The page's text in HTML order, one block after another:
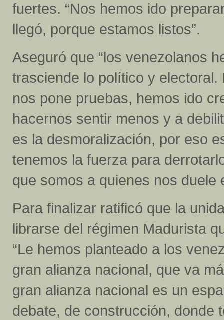
fuertes. “Nos hemos ido
llegó, porque estamos listos”.
Aseguró que “los venezolanos
trasciende lo político y
nos pone pruebas, hemos ido
hacernos sentir menos y a
es la desmoralización, por eso
tenemos la fuerza para
que somos a quienes nos duele
Para finalizar ratificó que la
librarse del régimen Madurista
“Le hemos planteado a los
gran alianza nacional, que va
gran alianza nacional es un
debate, de construcción, donde